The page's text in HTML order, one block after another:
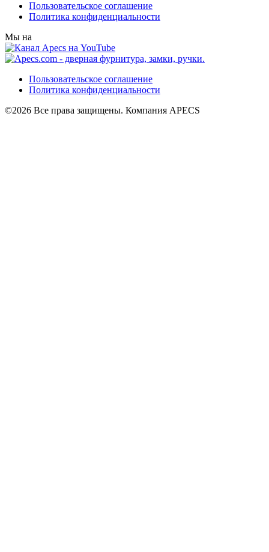
Пользовательское соглашение
Политика конфиденциальности
Мы на
Пользовательское соглашение
Политика конфиденциальности
©2026 Все права защищены. Компания APECS